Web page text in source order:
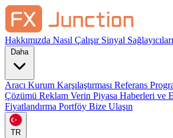
Hakkımızda Nasıl Çalışır Sinyal Sağlayıcıları
Daha
Aracı Kurum Karşılaştırması Referans
Çözümü Reklam Verin Piyasa Haberleri ve
Fiyatlandırma Portföy Bize Ulaşın
TR